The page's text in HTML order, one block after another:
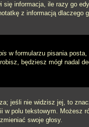
informacja, ile razy go
z informacją dlaczego
w formularzu pisania
będziesz mógł nadal
jeśli nie widzisz jej, to
w polu tekstowym. Możesz
swoje głosy.